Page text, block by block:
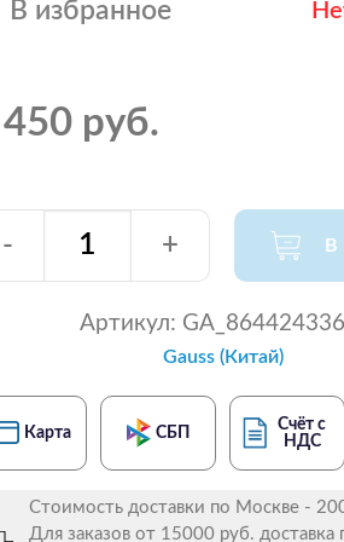
В избранное
руб.
- + В
Артикул:
Gauss (Китай)
Карта СБП
Счёт с
НДС
Стоимость доставки по Москве -
Для заказов от 15000 руб. доставка